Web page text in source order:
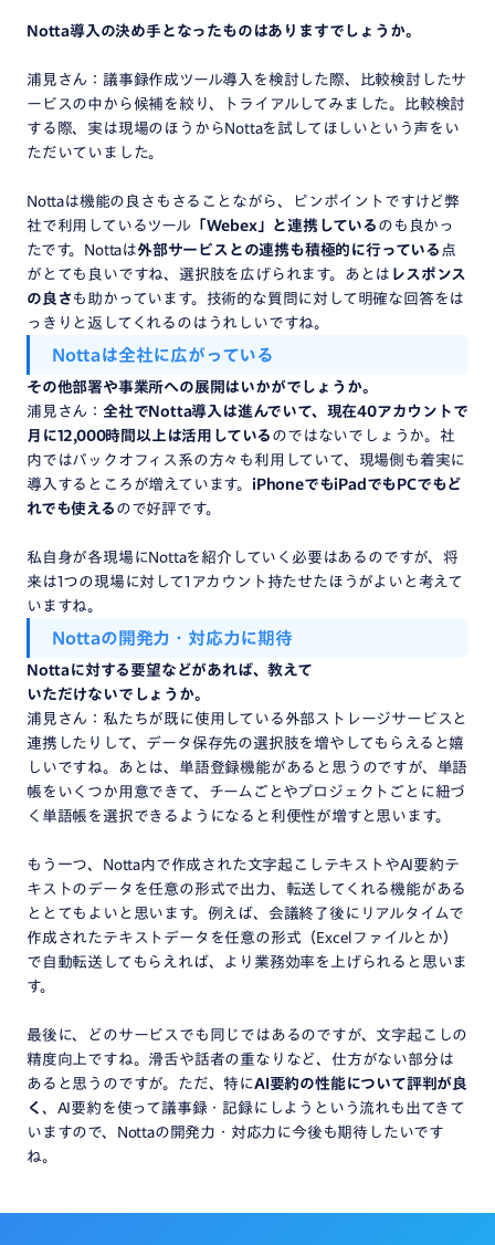
Notta導入の決め手となったものはありますでしょうか。
浦見さん：議事録作成ツール導入を検討した際、比較検討したサ
ービスの中から候補を絞り、トライアルしてみました。比較検討
する際、実は現場のほうからNottaを試してほしいという声をい
ただいていました。
Nottaは機能の良さもさることながら、ピンポイントですけど弊
社で利用しているツール 「Webex」と連携している のも良かっ
たです。Nottaは外部サービスとの連携も積極的に行っている 点
がとても良いですね、選択肢を広げられます。あとは レスポンス
の良さ も助かっています。技術的な質問に対して明確な回答をは
っきりと返してくれるのはうれしいですね。
Nottaは全社に広がっている
その他部署や事業所への展開 は いかがでしょうか。
浦見さん： 全社でNotta導入は進んでいて、現在40アカウントで
月に12,000時間以上は活用している のではないでしょうか。社
内ではバックオフィス系の方々も利用していて、現場側も着実に
導入するところが増えています。 iPhoneでもiPadでもPCでもど
れでも使える ので好評です。
私自身が各現場にNottaを紹介していく必要はあるのですが、将
来は1つの現場に対して1アカウント持たせたほうがよいと考えて
いますね。
Nottaの 開発力・ 対応力に期待
Nottaに対する 要望などがあれば、教えて
いただけないでしょうか。
浦見さん：私たちが既に使用している外部ストレージサービスと
連携したりして、データ保存先の選択肢を増やしてもらえると嬉
しいですね。あとは、単語登録機能があると思うのですが、単語
帳をいくつか用意できて、チームごとやプロジェクトごとに紐づ
く単語帳を選択できるようになると利便性が増すと思います。
もう一つ、Notta内で作成された文字起こしテキストやAI要約テ
キストのデータを任意の形式で出力、転送してくれる機能がある
ととてもよいと思います。例えば、会議終了後にリアルタイムで
作成されたテキストデータを任意の形式（Excelファイルとか）
で自動転送してもらえれば、より業務効率を上げられると思いま
す。
最後に、どのサービスでも同じではあるのですが、文字起こしの
精度向上ですね。滑舌や話者の重なりなど、仕方がない部分は
あると思うのですが。ただ、特にAI要約の性能について評判が良
く 、AI要約を使って議事録・記録にしようという流れも出てきて
いますので、Nottaの開発力・対応力に今後も期待したいです
ね。